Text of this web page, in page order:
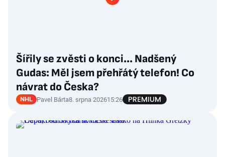
Šířily se zvěsti o konci... Nadšený
Gudas: Měl jsem přehřátý telefon! Co
návrat do Česka?
NHL Pavel Bárta8. srpna 202615:26